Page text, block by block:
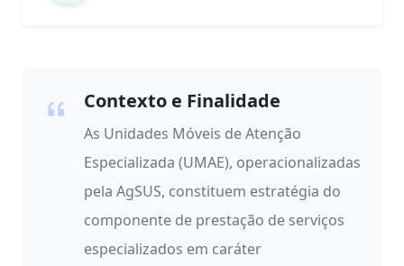
Contexto e Finalidade
As Unidades Móveis de Atenção
Especializada (UMAE), operacionalizadas
pela AgSUS, constituem estratégia do
componente de prestação de serviços
especializados em caráter